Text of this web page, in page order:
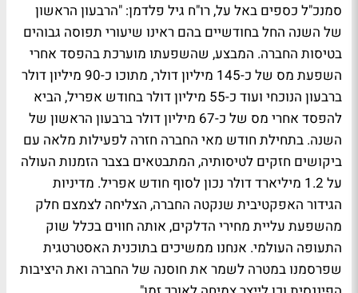
סמנכ"ל כספים באל על, רו"ח גיל פלדמן: "הרבעון הראשון
של השנה החל בחודשיים בהם ראינו שיעורי תפוסה גבוהים
בטיסות החברה. המבצע, שהשפעתו מוערכת בהפסד אחרי
השפעת מס של כ-145 מיליון דולר, מתוכו כ-90 מיליון דולר
ברבעון הנוכחי ועוד כ-55 מיליון דולר בחודש אפריל, הביא
להפסד אחרי מס של כ-67 מיליון דולר ברבעון הראשון של
השנה. בתחילת חודש מאי החברה חזרה לפעילות מלאה עם
ביקושים חזקים לטיסותיה, המתבטאים בצבר הזמנות העולה
על 1.2 מיליארד דולר נכון לסוף חודש אפריל. מדיניות
הגידור האפקטיבית שנקטה החברה, הצליחה לצמצם חלק
מהשפעת עליית מחירי הדלקים, אותה חווים בכלל שוק
התעופה העולמי. אנחנו ממשיכים בתוכנית האסטרטגית
שפרסמנו במטרה לשמר את חוסנה של החברה ואת היציבות